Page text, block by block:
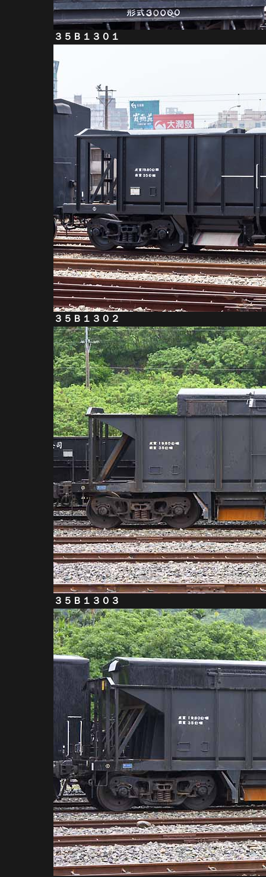
３５Ｂ１３０１
３５Ｂ１３０２
３５Ｂ１３０３